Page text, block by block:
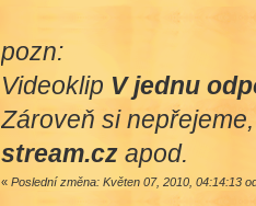
pozn:
Videoklip V jednu
Zároveň si
stream.czapod.
« Poslední změna: Květen 07, 2010, 04:14:13